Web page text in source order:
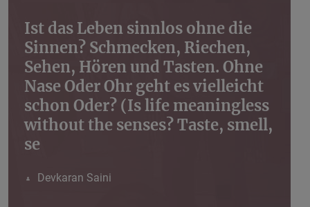
Ist das Leben sinnlos ohne die
Sinnen? Schmecken, Riechen,
Sehen, Hören und Tasten. Ohne
Nase Oder Ohr geht es vielleicht
schon Oder? (Is life meaningless
without the senses? Taste, smell,
se
Devkaran Saini